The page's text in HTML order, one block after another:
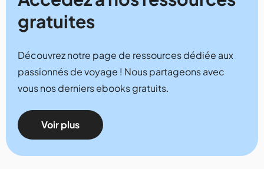
gratuites
Découvrez notre page de ressources dédiée aux
passionnés de voyage ! Nous partageons avec
vous nos derniers ebooks gratuits.
Voir plus